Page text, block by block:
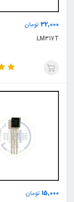
32,000 تومان
LM317T
15,000 تومان